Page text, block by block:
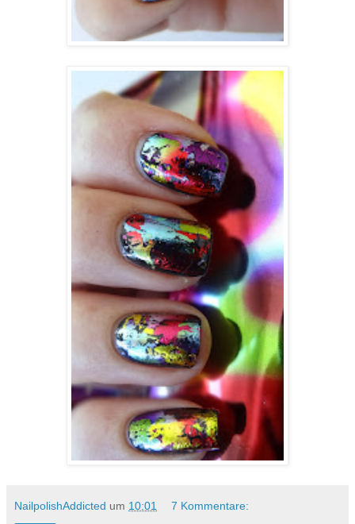
NailpolishAddicted um 10:01 7 Kommentare: